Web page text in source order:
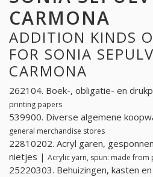
CARMONA
ADDITION KINDS
FOR SONIA
CARMONA
262104. Boek-, obligatie- en
printing papers
539900. Diverse algemene
general merchandise stores
22810202. Acryl garen,
nietjes | Acrylic yarn, spun: made from
25220303. Behuizingen, kasten